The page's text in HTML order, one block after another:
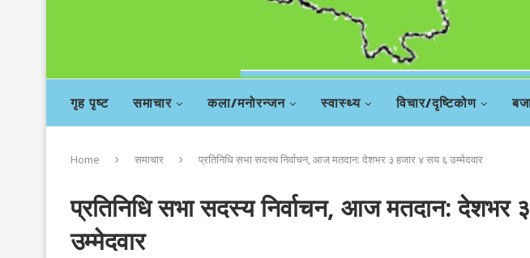
गृह पृष्ट समाचार कला/मनोरन्जन स्वास्थ्य विचार/दृष्टिकोण
Home समाचार प्रतिनिधि सभा सदस्य निर्वाचन, आज मतदान: देशभर ३ हजार ४ सय ६ उम्मेदवार
प्रतिनिधि सभा सदस्य निर्वाचन, आज मतदान: देशभर
उम्मेदवार